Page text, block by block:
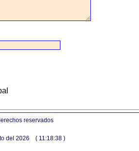
reservados
del 2026 ( 11:18:38 )